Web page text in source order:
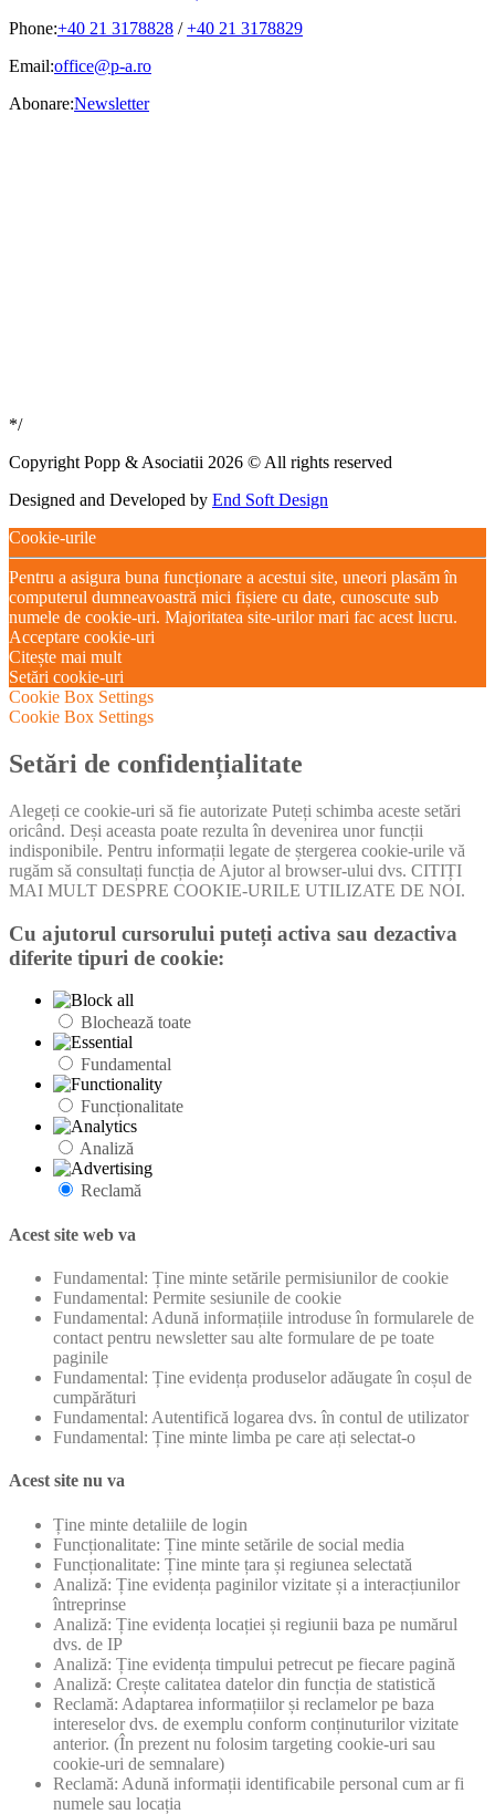
Phone:+40 21 3178828 /+40 21 3178829
Email:office@p-a.ro
Abonare:Newsletter
*/
Copyright Popp & Asociatii 2026 © All rights reserved
Designed and Developed by End Soft Design
Cookie-urile
Pentru a asigura buna funcționare a acestui site, uneori plasăm în
computerul dumneavoastră mici fișiere cu date, cunoscute sub
numele de cookie-uri. Majoritatea site-urilor mari fac acest lucru.
Acceptare cookie-uri
Citește mai mult
Setări cookie-uri
Cookie Box Settings
Cookie Box Settings
Setări de confidențialitate
Alegeți ce cookie-uri să fie autorizate Puteți schimba aceste setări
oricând. Deși aceasta poate rezulta în devenirea unor funcții
indisponibile. Pentru informații legate de ștergerea cookie-urile vă
rugăm să consultați funcția de Ajutor al browser-ului dvs. CITIȚI
MAI MULT DESPRE COOKIE-URILE UTILIZATE DE NOI.
Cu ajutorul cursorului puteți activa sau dezactiva
diferite tipuri de cookie:
Blochează toate
Fundamental
Funcționalitate
Analiză
Reclamă
Acest site web va
Fundamental: Ține minte setările permisiunilor de cookie
Fundamental: Permite sesiunile de cookie
Fundamental: Adună informațiile introduse în formularele de
contact pentru newsletter sau alte formulare de pe toate
paginile
Fundamental: Ține evidența produselor adăugate în coșul de
cumpărături
Fundamental: Autentifică logarea dvs. în contul de utilizator
Fundamental: Ține minte limba pe care ați selectat-o
Acest site nu va
Ține minte detaliile de login
Funcționalitate: Ține minte setările de social media
Funcționalitate: Ține minte țara și regiunea selectată
Analiză: Ține evidența paginilor vizitate și a interacțiunilor
întreprinse
Analiză: Ține evidența locației și regiunii baza pe numărul
dvs. de IP
Analiză: Ține evidența timpului petrecut pe fiecare pagină
Analiză: Crește calitatea datelor din funcția de statistică
Reclamă: Adaptarea informațiilor și reclamelor pe baza
intereselor dvs. de exemplu conform conținuturilor vizitate
anterior. (În prezent nu folosim targeting cookie-uri sau
cookie-uri de semnalare)
Reclamă: Adună informații identificabile personal cum ar fi
numele sau locația